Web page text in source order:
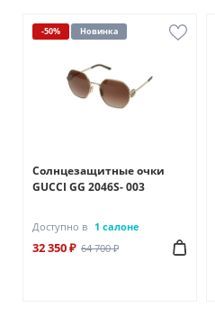
-50% Новинка
Солнцезащитные очки
GUCCI GG 2046S- 003
Доступно в 1 салоне
32 350 ₽ 64 700 ₽